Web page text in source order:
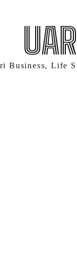
Business, Life